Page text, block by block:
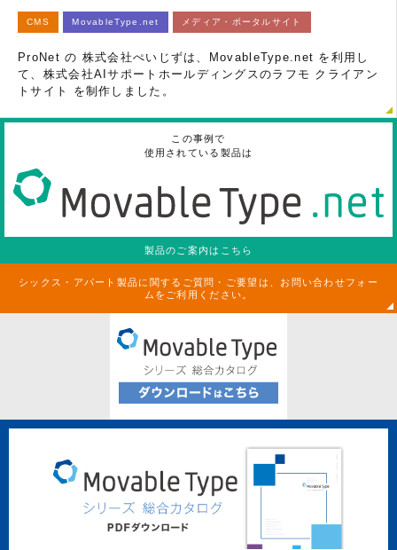
CMS MovableType.net メディア・ポータルサイト
ProNet の 株式会社ぺいじずは、MovableType.net を利用し
て、株式会社AIサポートホールディングスのラフモ クライアン
トサイト を制作しました。
この事例で
使用されている製品は
製品のご案内はこちら
シックス・アパート製品に関するご質問・ご要望は、お問い合わせフォー
ムをご利用ください。